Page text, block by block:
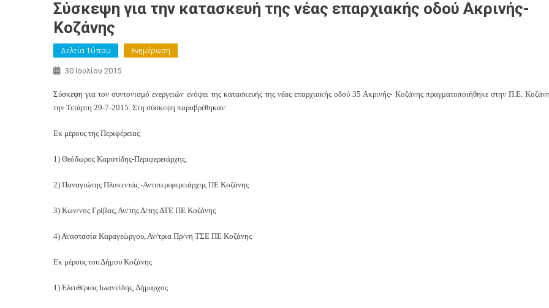
Σύσκεψη για την κατασκευή της νέας επαρχιακής οδού Ακρινής-
Κοζάνης
Δελτία Τύπου Ενημέρωση
30 Ιουλίου 2015
Σύσκεψη για τον συντονισμό ενεργειών ενόψει της κατασκευής της νέας επαρχιακής οδού 35 Ακρινής- Κοζάνης πραγματοποιήθηκε στην Π.Ε.
την Τετάρτη 29-7-2015. Στη σύσκεψη παραβρέθηκαν:
Εκ μέρους της Περιφέρειας
1) Θεόδωρος Καρυπίδης-Περιφερειάρχης,
2) Παναγιώτης Πλακεντάς -Αντιπεριφερειάρχης ΠΕ Κοζάνης
3) Κων/νος Γρίβας, Αν/της Δ/της ΔΤΕ ΠΕ Κοζάνης
4) Αναστασία Καραγεώργου, Αν/τρια Πρ/νη ΤΣΕ ΠΕ Κοζάνης
Εκ μέρους του Δήμου Κοζάνης
1) Ελευθέριος Ιωαννίδης, Δήμαρχος